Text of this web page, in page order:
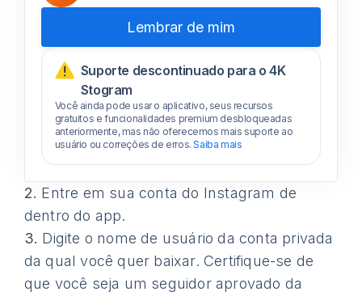
Lembrar de mim
Suporte descontinuado para o 4K
Stogram
Você ainda pode usar o aplicativo, seus recursos
gratuitos e funcionalidades premium desbloqueadas
anteriormente, mas não oferecemos mais suporte ao
usuário ou correções de erros.Saiba mais
2. Entre em sua conta do Instagram de
dentro do app.
3. Digite o nome de usuário da conta privada
da qual você quer baixar. Certifique-se de
que você seja um seguidor aprovado da